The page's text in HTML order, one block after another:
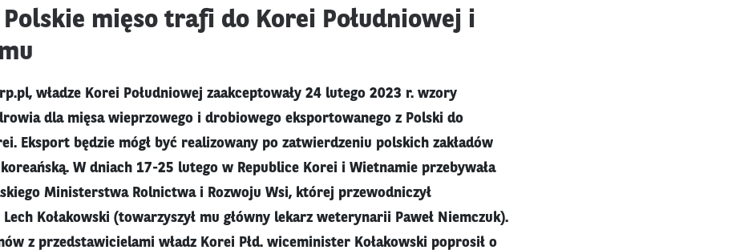
Polskie mięso trafi do Korei Południowej i
władze Korei Południowej zaakceptowały 24 lutego 2023 r. wzory
dla mięsa wieprzowego i drobiowego eksportowanego z Polski do
Eksport będzie mógł być realizowany po zatwierdzeniu polskich zakładów
W dniach 17-25 lutego w Republice Korei i Wietnamie przebywała
Ministerstwa Rolnictwa i Rozwoju Wsi, której przewodniczył
Kołakowski (towarzyszył mu główny lekarz weterynarii Paweł Niemczuk).
z przedstawicielami władz Korei Płd. wiceminister Kołakowski poprosił o